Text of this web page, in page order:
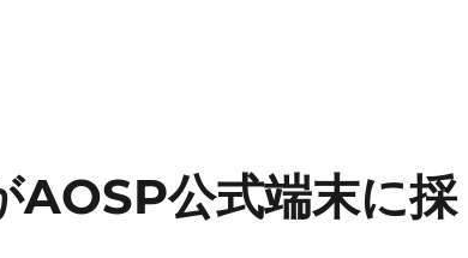
公式端末に採